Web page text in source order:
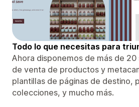
Todo lo que necesitas para
Ahora disponemos de más de
de venta de productos y
plantillas de páginas de destino,
colecciones, y mucho más.